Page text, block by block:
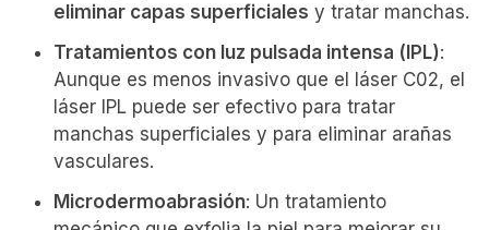
eliminar capas superficiales y tratar manchas.
Tratamientos con luz pulsada intensa (IPL):
Aunque es menos invasivo que el láser C02, el
láser IPL puede ser efectivo para tratar
manchas superficiales y para eliminar arañas
vasculares.
Microdermoabrasión: Un tratamiento